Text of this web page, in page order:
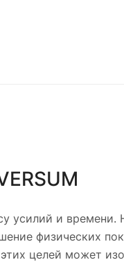
и времени.
физических
целей может